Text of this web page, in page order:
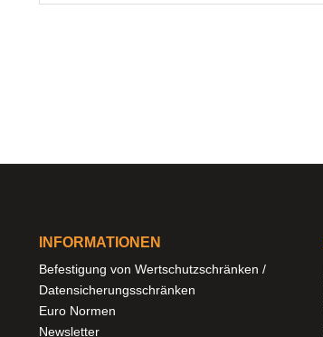
INFORMATIONEN
Befestigung von Wertschutzschränken /
Datensicherungsschränken
Euro Normen
Newsletter